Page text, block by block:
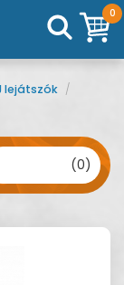
0
lejátszók /
(0)